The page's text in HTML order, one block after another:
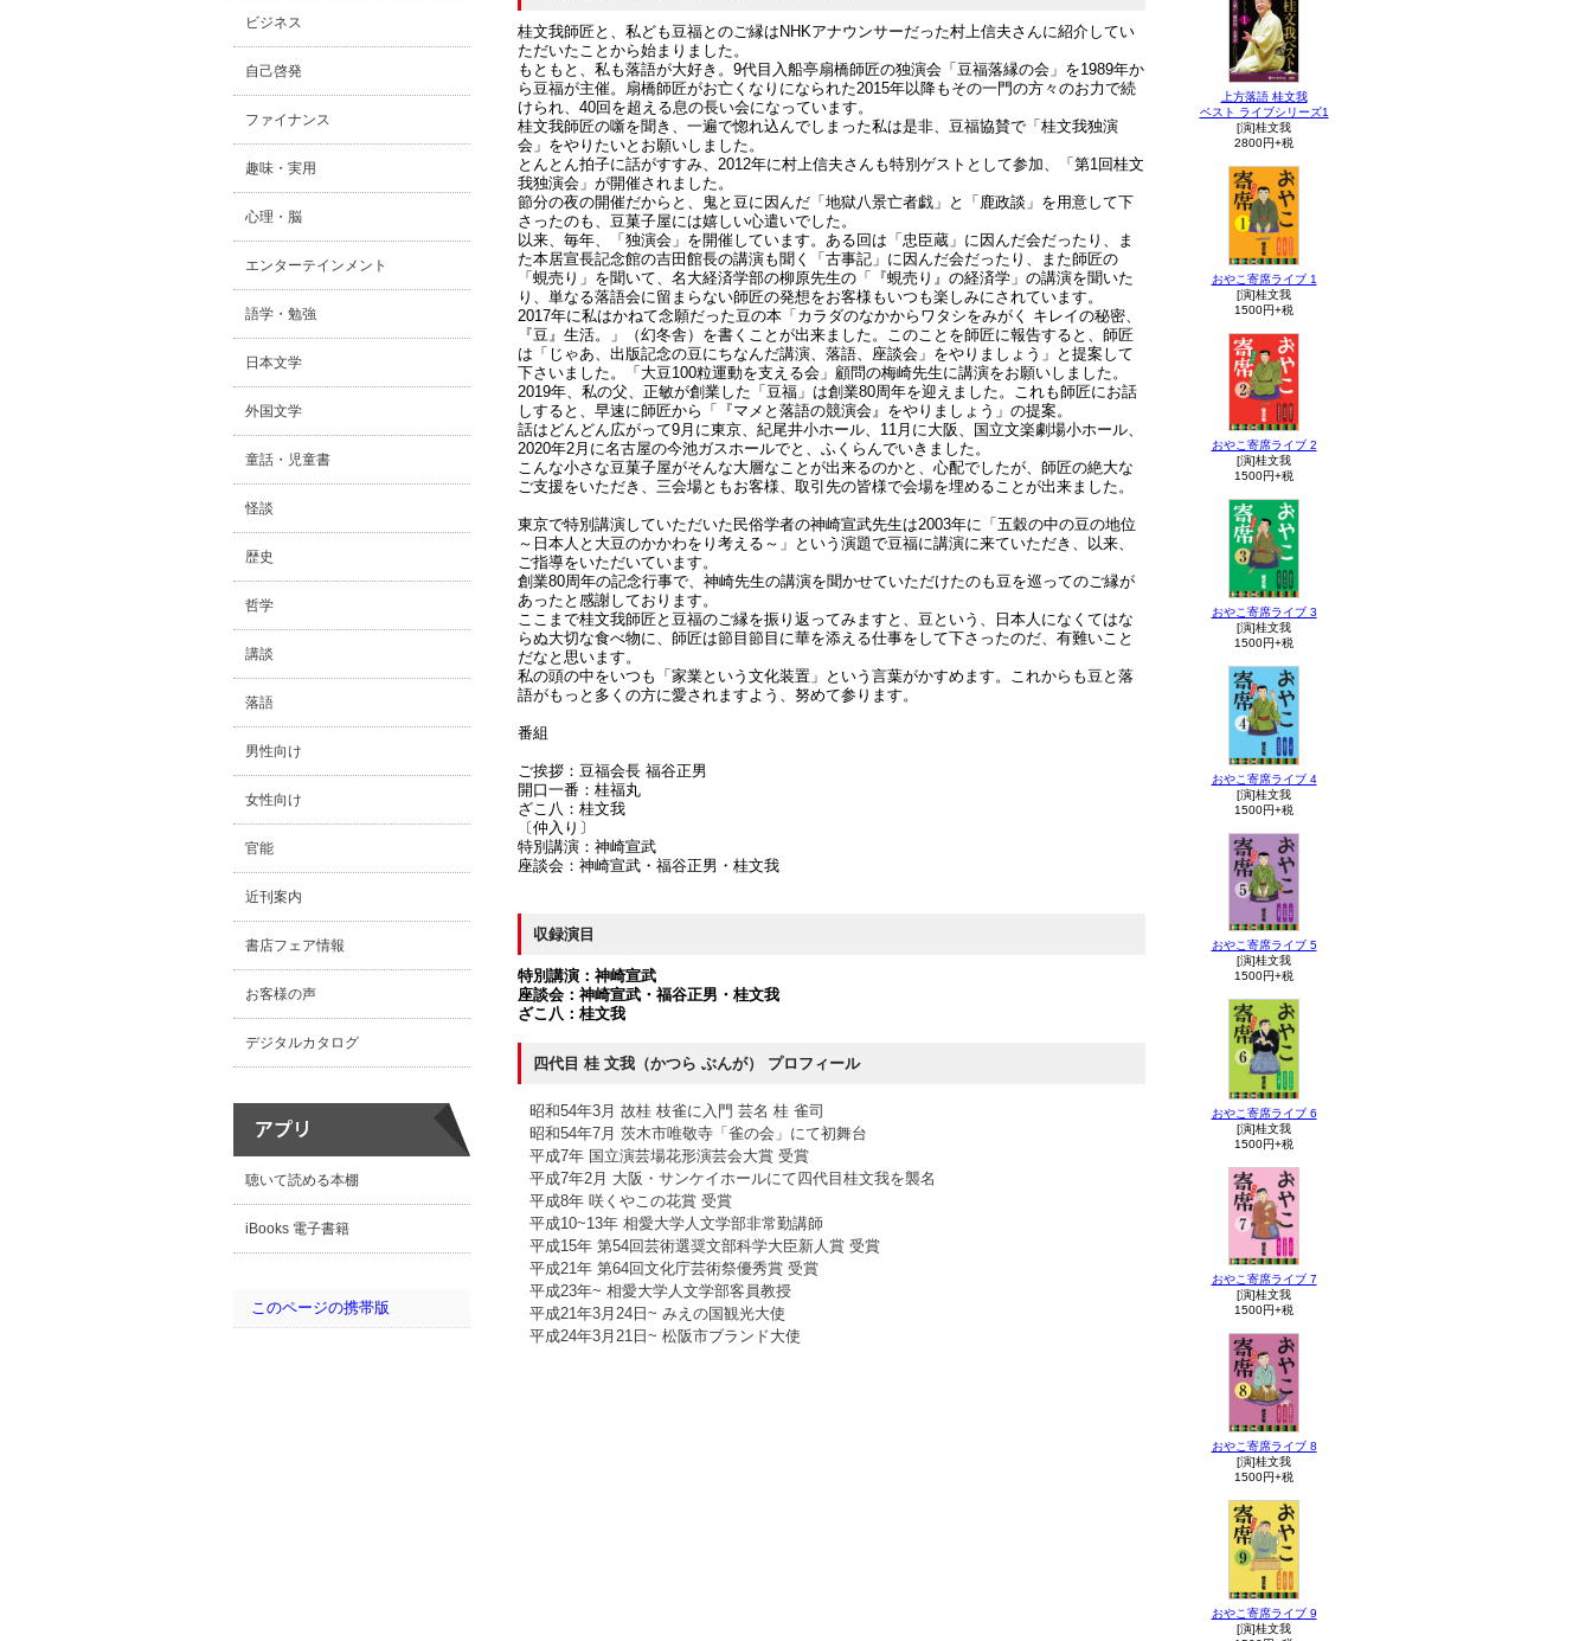
ビジネス
自己啓発
ファイナンス
趣味・実用
心理・脳
エンターテインメント
語学・勉強
日本文学
外国文学
童話・児童書
怪談
歴史
哲学
講談
落語
男性向け
女性向け
官能
近刊案内
書店フェア情報
お客様の声
デジタルカタログ
聴いて読める本棚
iBooks 電子書籍
このページの携帯版
桂文我師匠と、私ども豆福とのご縁はNHKアナウンサーだった村上信夫さんに紹介してい
ただいたことから始まりました。
もともと、私も落語が大好き。9代目入船亭扇橋師匠の独演会「豆福落縁の会」を1989年か
ら豆福が主催。扇橋師匠がお亡くなりになられた2015年以降もその一門の方々のお力で続
けられ、40回を超える息の長い会になっています。
桂文我師匠の噺を聞き、一遍で惚れ込んでしまった私は是非、豆福協賛で「桂文我独演
会」をやりたいとお願いしました。
とんとん拍子に話がすすみ、2012年に村上信夫さんも特別ゲストとして参加、「第1回桂文
我独演会」が開催されました。
節分の夜の開催だからと、鬼と豆に因んだ「地獄八景亡者戯」と「鹿政談」を用意して下
さったのも、豆菓子屋には嬉しい心遣いでした。
以来、毎年、「独演会」を開催しています。ある回は「忠臣蔵」に因んだ会だったり、ま
た本居宣長記念館の吉田館長の講演も聞く「古事記」に因んだ会だったり、また師匠の
「蜆売り」を聞いて、名大経済学部の柳原先生の「『蜆売り』の経済学」の講演を聞いた
り、単なる落語会に留まらない師匠の発想をお客様もいつも楽しみにされています。
2017年に私はかねて念願だった豆の本「カラダのなかからワタシをみがく キレイの秘密、
『豆』生活。」（幻冬舎）を書くことが出来ました。このことを師匠に報告すると、師匠
は「じゃあ、出版記念の豆にちなんだ講演、落語、座談会」をやりましょう」と提案して
下さいました。「大豆100粒運動を支える会」顧問の梅崎先生に講演をお願いしました。
2019年、私の父、正敏が創業した「豆福」は創業80周年を迎えました。これも師匠にお話
しすると、早速に師匠から「『マメと落語の競演会』をやりましょう」の提案。
話はどんどん広がって9月に東京、紀尾井小ホール、11月に大阪、国立文楽劇場小ホール、
2020年2月に名古屋の今池ガスホールでと、ふくらんでいきました。
こんな小さな豆菓子屋がそんな大層なことが出来るのかと、心配でしたが、師匠の絶大な
ご支援をいただき、三会場ともお客様、取引先の皆様で会場を埋めることが出来ました。
東京で特別講演していただいた民俗学者の神崎宣武先生は2003年に「五穀の中の豆の地位
～日本人と大豆のかかわをり考える～」という演題で豆福に講演に来ていただき、以来、
ご指導をいただいています。
創業80周年の記念行事で、神崎先生の講演を聞かせていただけたのも豆を巡ってのご縁が
あったと感謝しております。
ここまで桂文我師匠と豆福のご縁を振り返ってみますと、豆という、日本人になくてはな
らぬ大切な食べ物に、師匠は節目節目に華を添える仕事をして下さったのだ、有難いこと
だなと思います。
私の頭の中をいつも「家業という文化装置」という言葉がかすめます。これからも豆と落
語がもっと多くの方に愛されますよう、努めて参ります。
番組
ご挨拶：豆福会長 福谷正男
開口一番：桂福丸
ざこ八：桂文我
〔仲入り〕
特別講演：神崎宣武
座談会：神崎宣武・福谷正男・桂文我
収録演目
特別講演：神崎宣武
座談会：神崎宣武・福谷正男・桂文我
ざこ八：桂文我
四代目 桂 文我（かつら ぶんが） プロフィール
昭和54年3月 故桂 枝雀に入門 芸名 桂 雀司
昭和54年7月 茨木市唯敬寺「雀の会」にて初舞台
平成7年 国立演芸場花形演芸会大賞 受賞
平成7年2月 大阪・サンケイホールにて四代目桂文我を襲名
平成8年 咲くやこの花賞 受賞
平成10~13年 相愛大学人文学部非常勤講師
平成15年 第54回芸術選奨文部科学大臣新人賞 受賞
平成21年 第64回文化庁芸術祭優秀賞 受賞
平成23年~ 相愛大学人文学部客員教授
平成21年3月24日~ みえの国観光大使
平成24年3月21日~ 松阪市ブランド大使
上方落語 桂文我
ベスト ライブシリーズ1
[演]桂文我
2800円+税
おやこ寄席ライブ 1
[演]桂文我
1500円+税
おやこ寄席ライブ 2
[演]桂文我
1500円+税
おやこ寄席ライブ 3
[演]桂文我
1500円+税
おやこ寄席ライブ 4
[演]桂文我
1500円+税
おやこ寄席ライブ 5
[演]桂文我
1500円+税
おやこ寄席ライブ 6
[演]桂文我
1500円+税
おやこ寄席ライブ 7
[演]桂文我
1500円+税
おやこ寄席ライブ 8
[演]桂文我
1500円+税
おやこ寄席ライブ 9
[演]桂文我